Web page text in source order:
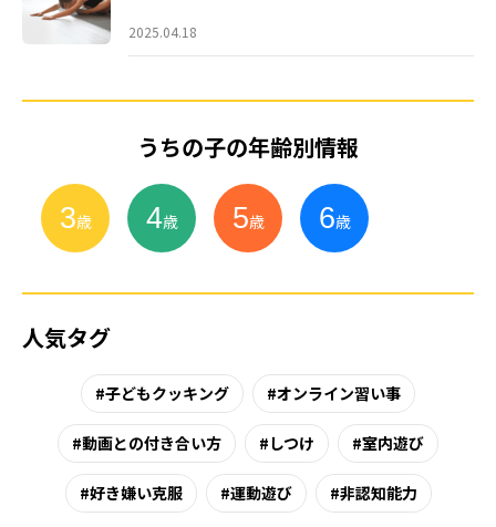
2025.04.18
うちの子の年齢別情報
3歳 4歳 5歳 6歳
人気タグ
子どもクッキング オンライン習い事
動画との付き合い方 しつけ 室内遊び
好き嫌い克服 運動遊び 非認知能力